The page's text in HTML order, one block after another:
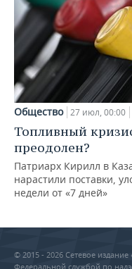
Общество 27 июл, 00:00
Топливный
преодолен?
Патриарх Кирилл в
нарастили поставки,
недели от «7 дней»
© 2015 - 2026 Сетевое
Федеральной службой по